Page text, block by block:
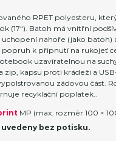
RPET polyesteru,
(17“). Batoh má vnitřní
nahoře (jako batoh)
popruh k připnutí na rukojeť
uzavíratelnou na
zip, kapsu proti krádeži a
zádovou část.
recyklační poplatek..
MP (max. rozměr 100 ×
uvedeny bez potisku.